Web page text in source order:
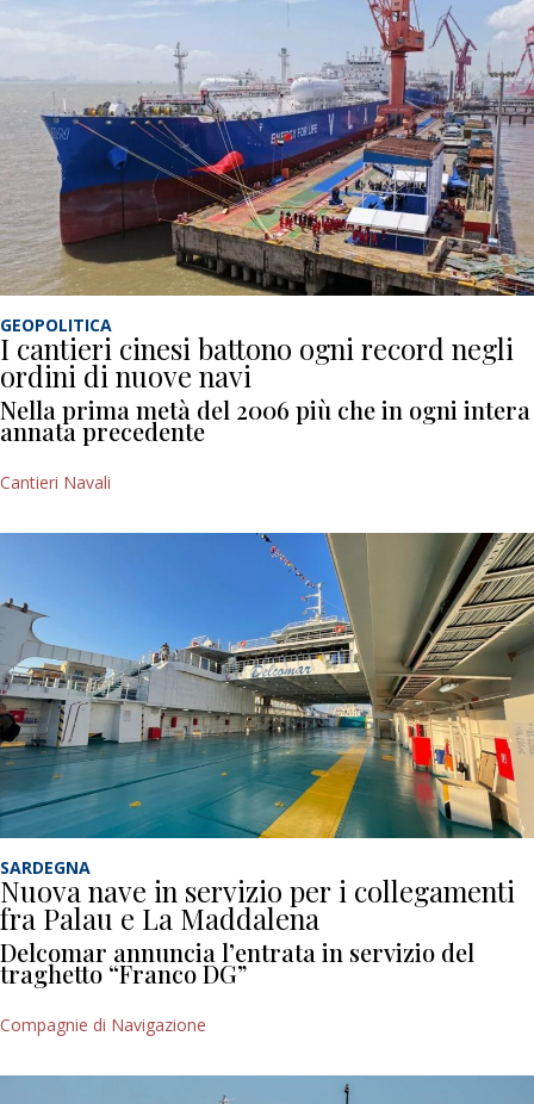
GEOPOLITICA
I cantieri cinesi battono ogni record negli
ordini di nuove navi
Nella prima metà del 2006 più che in ogni intera
annata precedente
Cantieri Navali
SARDEGNA
Nuova nave in servizio per i collegamenti
fra Palau e La Maddalena
Delcomar annuncia l’entrata in servizio del
traghetto “Franco DG”
Compagnie di Navigazione